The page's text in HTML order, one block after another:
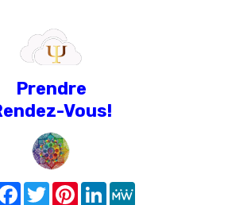
Prendre
Vous!
FacebookTwitterPinterest
LinkedIn